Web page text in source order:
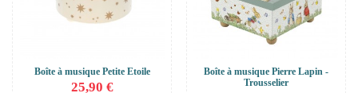
Boîte à musique Petite Etoile
25,90 €
Boîte à musique Pierre Lapin -
Trousselier